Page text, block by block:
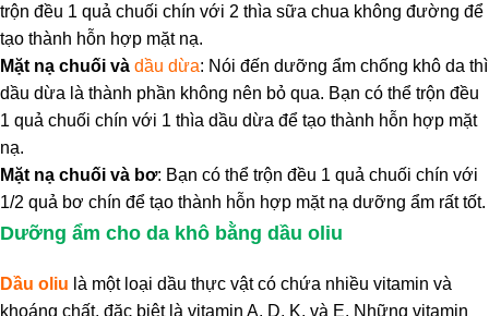
trộn đều 1 quả chuối chín với 2 thìa sữa chua không đường để
tạo thành hỗn hợp mặt nạ.
Mặt nạ chuối và dầu dừa: Nói đến dưỡng ẩm chống khô da thì
dầu dừa là thành phần không nên bỏ qua. Bạn có thể trộn đều
1 quả chuối chín với 1 thìa dầu dừa để tạo thành hỗn hợp mặt
nạ.
Mặt nạ chuối và bơ: Bạn có thể trộn đều 1 quả chuối chín với
1/2 quả bơ chín để tạo thành hỗn hợp mặt nạ dưỡng ẩm rất tốt.
Dưỡng ẩm cho da khô bằng dầu oliu
Dầu oliu là một loại dầu thực vật có chứa nhiều vitamin và
khoáng chất, đặc biệt là vitamin A, D, K, và E. Những vitamin